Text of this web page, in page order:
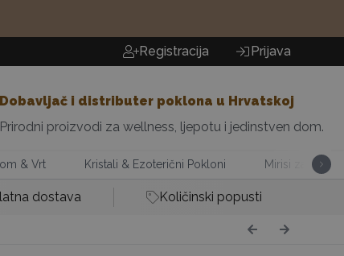
Registracija Prijava
Dobavljač i distributer poklona u Hrvatskoj
Prirodni proizvodi za wellness, ljepotu i jedinstven dom.
& Vrt Kristali & Ezoterični Pokloni Mirisi za Dom
dostava Količinski popusti